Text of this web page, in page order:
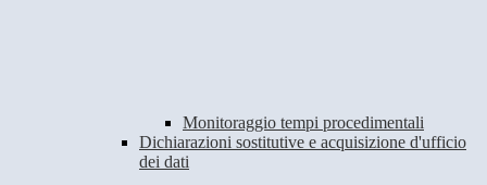
Monitoraggio tempi procedimentali
Dichiarazioni sostitutive e acquisizione d'ufficio
dei dati